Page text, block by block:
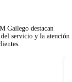
Gallego destacan
servicio y la atención